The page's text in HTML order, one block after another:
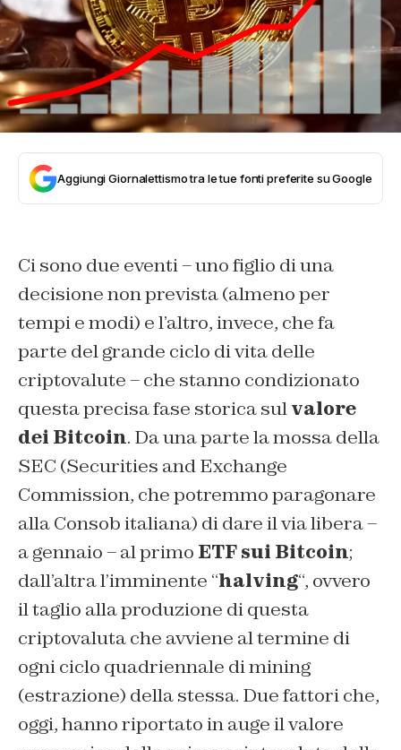
Aggiungi Giornalettismo tra le tue fonti preferite su Google
Ci sono due eventi – uno figlio di una
decisione non prevista (almeno per
tempi e modi) e l’altro, invece, che fa
parte del grande ciclo di vita delle
criptovalute – che stanno condizionato
questa precisa fase storica sulvalore
dei Bitcoin. Da una parte la mossa della
SEC (Securities and Exchange
Commission, che potremmo paragonare
alla Consob italiana) di dare il via libera –
a gennaio – al primo ETF sui Bitcoin;
dall’altra l’imminente “halving“, ovvero
il taglio alla produzione di questa
criptovaluta che avviene al termine di
ogni ciclo quadriennale di mining
(estrazione) della stessa. Due fattori che,
oggi, hanno riportato in auge il valore